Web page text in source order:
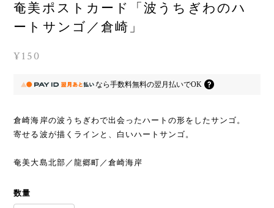
奄美ポストカード「波うちぎわのハ
ートサンゴ／倉崎」
¥150
なら手数料無料の翌月払いでOK
倉崎海岸の波うちぎわで出会ったハートの形をしたサンゴ。
寄せる波が描くラインと、白いハートサンゴ。
奄美大島北部／龍郷町／倉崎海岸
数量